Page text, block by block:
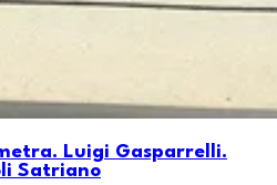
Luigi Gasparrelli.
Satriano